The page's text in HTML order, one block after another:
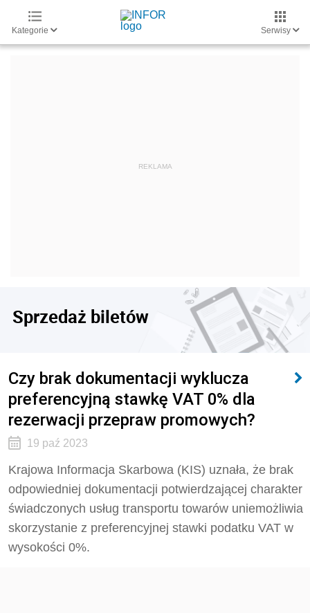
Kategorie Serwisy
Sprzedaż biletów
Czy brak dokumentacji wyklucza
preferencyjną stawkę VAT 0% dla
rezerwacji przepraw promowych?
19 paź 2023
Krajowa Informacja Skarbowa (KIS) uznała, że brak
odpowiedniej dokumentacji potwierdzającej charakter
świadczonych usług transportu towarów uniemożliwia
skorzystanie z preferencyjnej stawki podatku VAT w
wysokości 0%.